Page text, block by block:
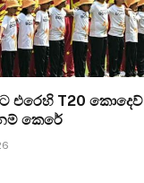
එරෙහි T20 කොදෙව්
කෙරේ